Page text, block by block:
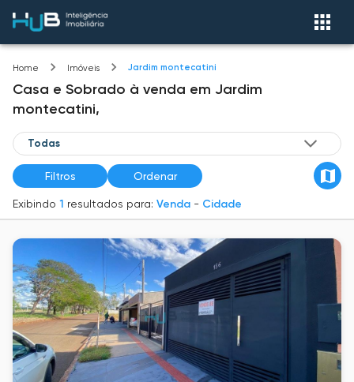
Home Imóveis Jardim montecatini
Casa e Sobrado à venda em Jardim
montecatini,
Filtros Ordenar
Exibindo 1 resultados para: Venda - Cidade